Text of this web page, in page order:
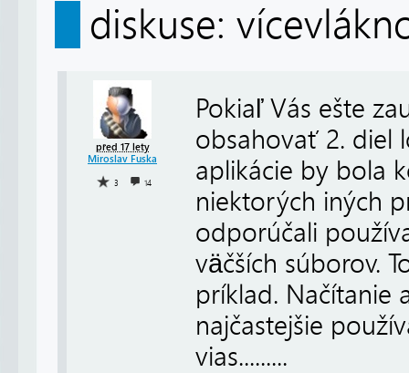
diskuse:
před 17 lety
Miroslav Fuska
3 14
Pokiaľ Vás ešte
obsahovať 2. diel
aplikácie by bola
niektorých iných
odporúčali
väčších súborov.
príklad. Načítanie
najčastejšie
vias.........